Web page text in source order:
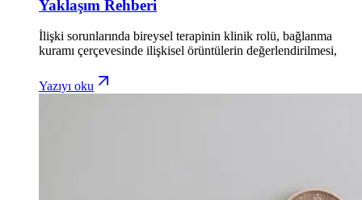
Yaklaşım Rehberi
İlişki sorunlarında bireysel terapinin klinik rolü, bağlanma
kuramı çerçevesinde ilişkisel örüntülerin değerlendirilmesi,
Yazıyı oku